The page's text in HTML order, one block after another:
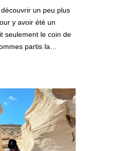
un peu plus
y avoir été un
seulement le coin de
partis la…